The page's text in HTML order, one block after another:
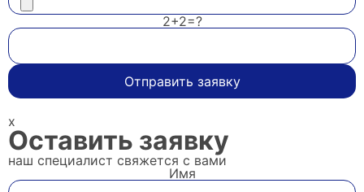
2+2=?
Отправить заявку
x
Оставить заявку
наш специалист свяжется с вами
Имя